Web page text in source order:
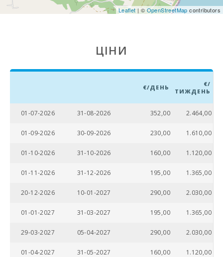
(км):
l′Estació,
аеропорту (км):
Зона для
відкритому
Leaflet| ©OpenStreetMap contributors
ЦІНИ
€/ДЕНЬ
€/
ТИЖДЕНЬ
01-07-2026 31-08-2026 352,00 2.464,00
01-09-2026 30-09-2026 230,00 1.610,00
01-10-2026 31-10-2026 160,00 1.120,00
01-11-2026 31-12-2026 195,00 1.365,00
20-12-2026 10-01-2027 290,00 2.030,00
01-01-2027 31-03-2027 195,00 1.365,00
29-03-2027 05-04-2027 290,00 2.030,00
01-04-2027 31-05-2027 160,00 1.120,00